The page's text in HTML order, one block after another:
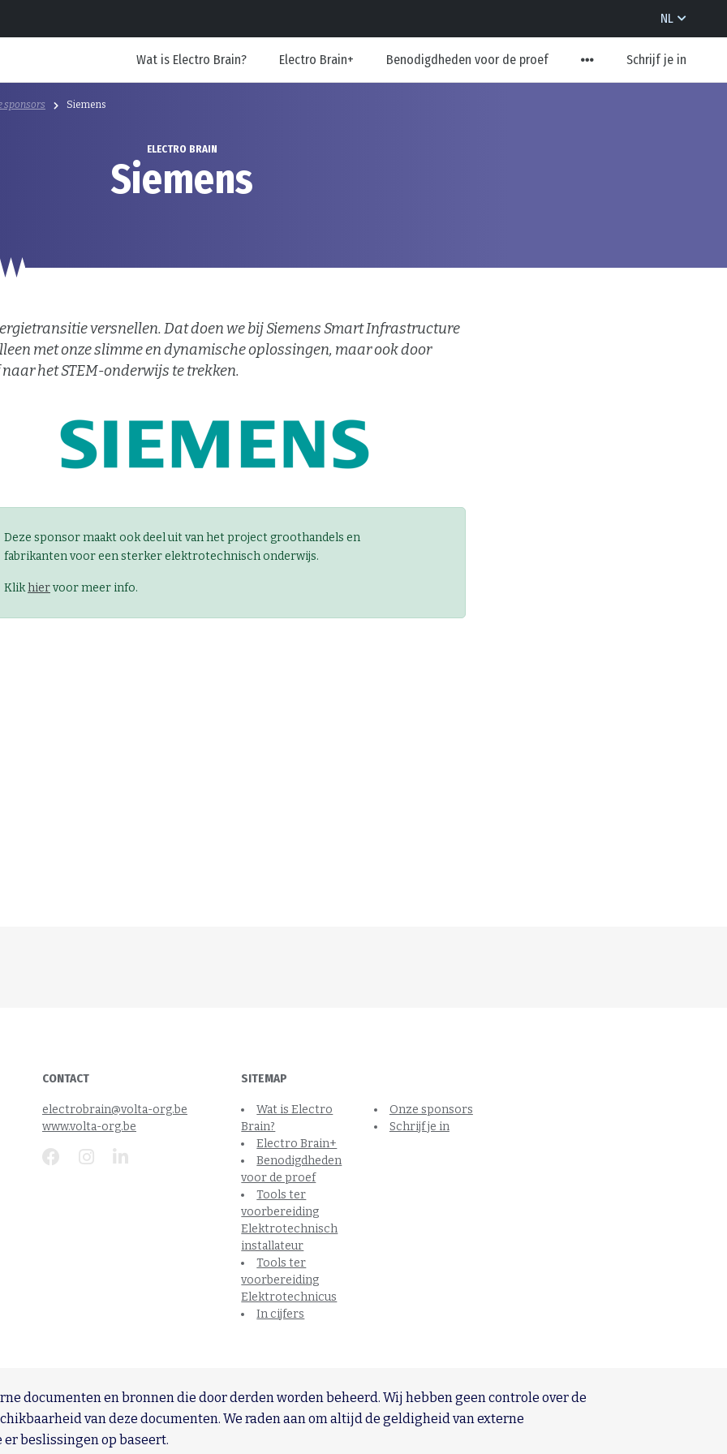
NL
Wat is Electro Brain? Electro Brain+ Benodigdheden voor de proef Schrijf je in
sponsors Siemens
ELECTRO BRAIN
Siemens
versnellen. Dat doen we bij Siemens Smart Infrastructure
met onze slimme en dynamische oplossingen, maar ook door
het STEM-onderwijs te trekken.
Deze sponsor maakt ook deel uit van het project groothandels en
fabrikanten voor een sterker elektrotechnisch onderwijs.
Klikhiervoor meer info.
CONTACT
electrobrain@volta-org.be
www.volta-org.be
SITEMAP
Wat is Electro
Brain?
Electro Brain+
Benodigdheden
voor de proef
Tools ter
voorbereiding
Elektrotechnisch
installateur
Tools ter
voorbereiding
Elektrotechnicus
In cijfers
Onze sponsors
Schrijf je in
documenten en bronnen die door derden worden beheerd. Wij hebben geen controle over de
van deze documenten. We raden aan om altijd de geldigheid van externe
beslissingen op baseert.